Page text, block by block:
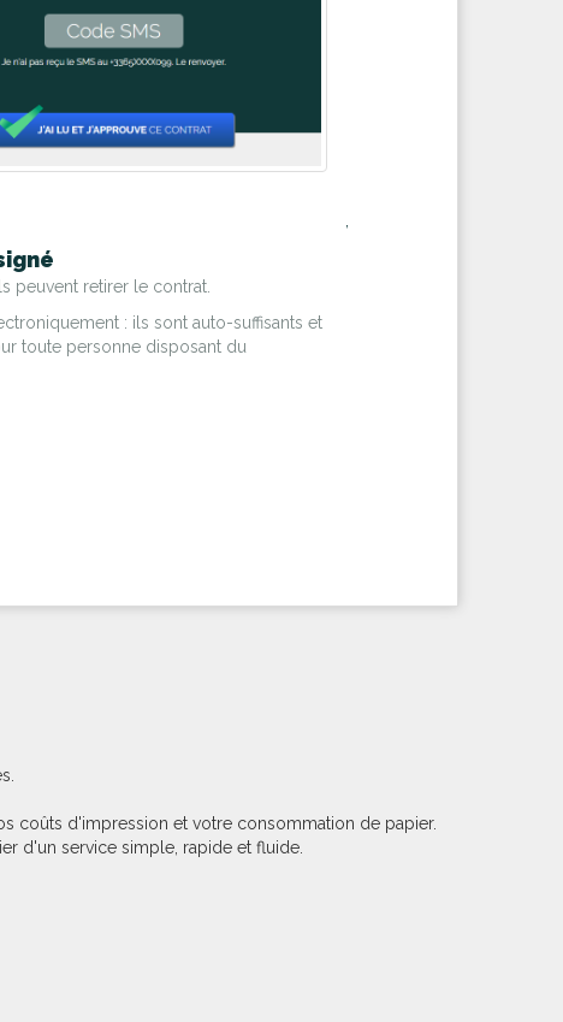
peuvent retirer le contrat.
: ils sont auto-suffisants et
toute personne disposant du
coûts d'impression et votre consommation de papier.
d'un service simple, rapide et fluide.